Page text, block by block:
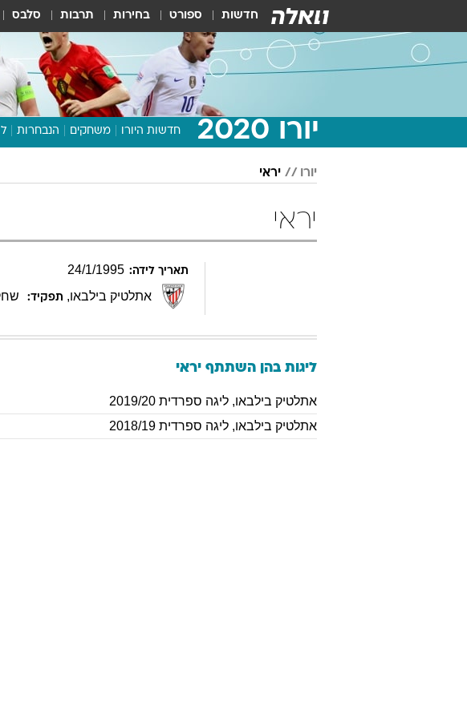
חדשות ספורט בחירות תרבות סלבס
יורו 2020 חדשות היורו משחקים הנבחרות
יורו יראי
יראי
תאריך לידה: 24/1/1995
אתלטיק בילבאו, תפקיד:
ליגות בהן השתתף יראי
אתלטיק בילבאו, ליגה ספרדית 2019/20
אתלטיק בילבאו, ליגה ספרדית 2018/19